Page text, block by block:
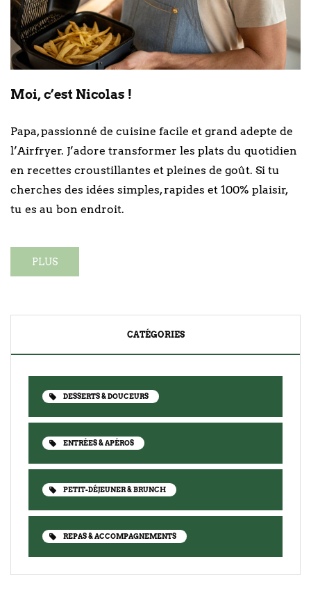
Moi, c’est Nicolas !
Papa, passionné de cuisine facile et grand adepte de
l’Airfryer. J’adore transformer les plats du quotidien
en recettes croustillantes et pleines de goût. Si tu
cherches des idées simples, rapides et 100% plaisir,
tu es au bon endroit.
PLUS
CATÉGORIES
DESSERTS & DOUCEURS
ENTRÉES & APÉROS
PETIT-DÉJEUNER & BRUNCH
REPAS & ACCOMPAGNEMENTS